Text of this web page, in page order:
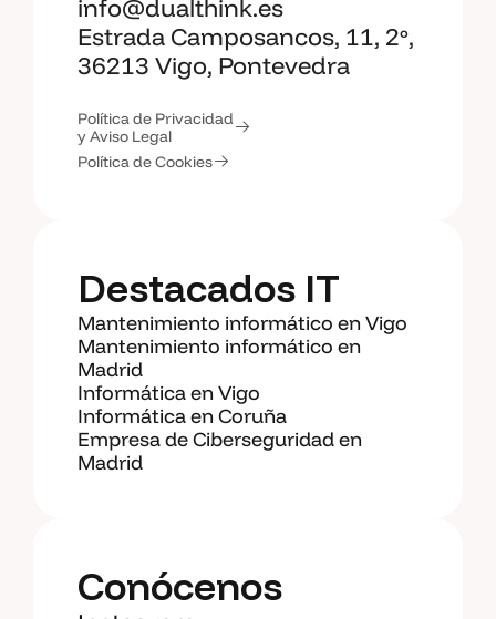
info@dualthink.es
Estrada Camposancos, 11, 2º,
36213 Vigo, Pontevedra
Política de Privacidad
y Aviso Legal
Política de Cookies
Destacados IT
Mantenimiento informático en Vigo
Mantenimiento informático en
Madrid
Informática en Vigo
Informática en Coruña
Empresa de Ciberseguridad en
Madrid
Conócenos